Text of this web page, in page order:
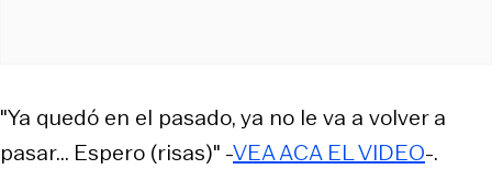
"Ya quedó en el pasado, ya no le va a volver a
pasar... Espero (risas)" -VEA ACA EL VIDEO-.